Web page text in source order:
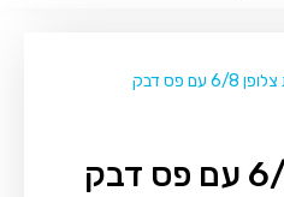
עם פס דבק